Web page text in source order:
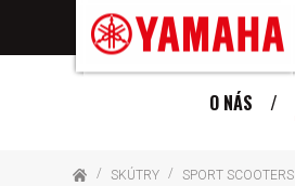
O NÁS
SKÚTRY SPORT SCOOTERS